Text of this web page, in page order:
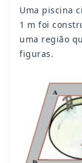
Uma piscina
1 m foi
uma região
figuras.